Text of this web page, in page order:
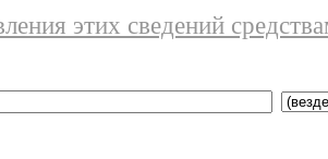
этих сведений